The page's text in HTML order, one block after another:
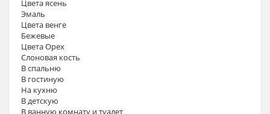
Цвета ясень
Эмаль
Цвета венге
Бежевые
Цвета Орех
Слоновая кость
В спальню
В гостиную
На кухню
В детскую
В ванную комнату и туалет